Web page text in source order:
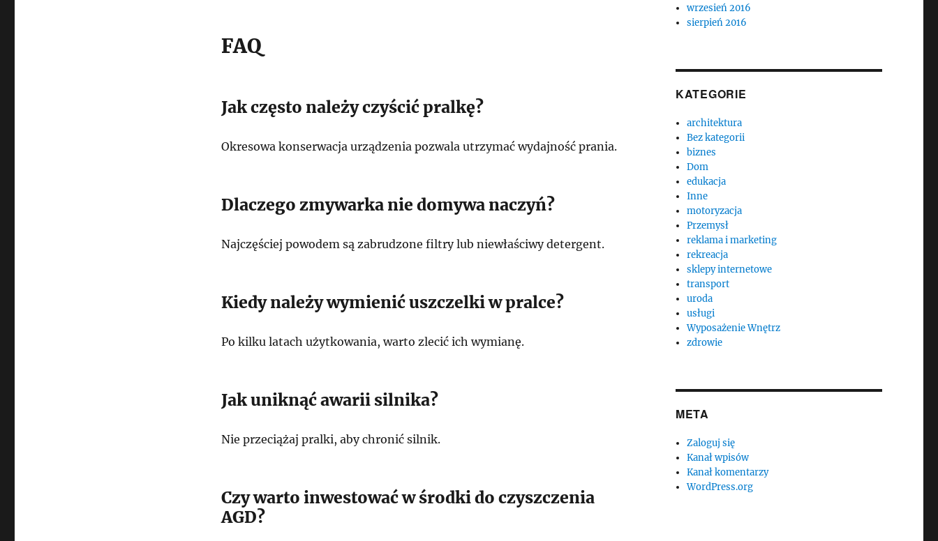
FAQ
Jak często należy czyścić pralkę?
Okresowa konserwacja urządzenia pozwala utrzymać wydajność prania.
Dlaczego zmywarka nie domywa naczyń?
Najczęściej powodem są zabrudzone filtry lub niewłaściwy detergent.
Kiedy należy wymienić uszczelki w pralce?
Po kilku latach użytkowania, warto zlecić ich wymianę.
Jak uniknąć awarii silnika?
Nie przeciążaj pralki, aby chronić silnik.
Czy warto inwestować w środki do czyszczenia
AGD?
wrzesień 2016
sierpień 2016
KATEGORIE
architektura
Bez kategorii
biznes
Dom
edukacja
Inne
motoryzacja
Przemysł
reklama i marketing
rekreacja
sklepy internetowe
transport
uroda
usługi
Wyposażenie Wnętrz
zdrowie
META
Zaloguj się
Kanał wpisów
Kanał komentarzy
WordPress.org